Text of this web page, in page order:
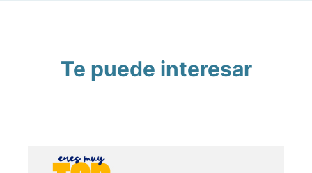
Te puede interesar